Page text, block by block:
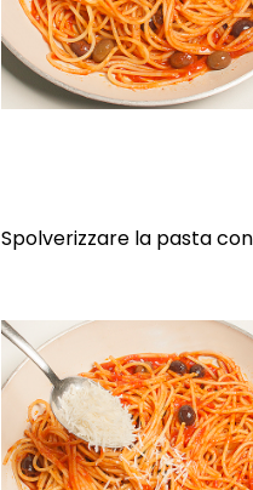
Spolverizzare la pasta